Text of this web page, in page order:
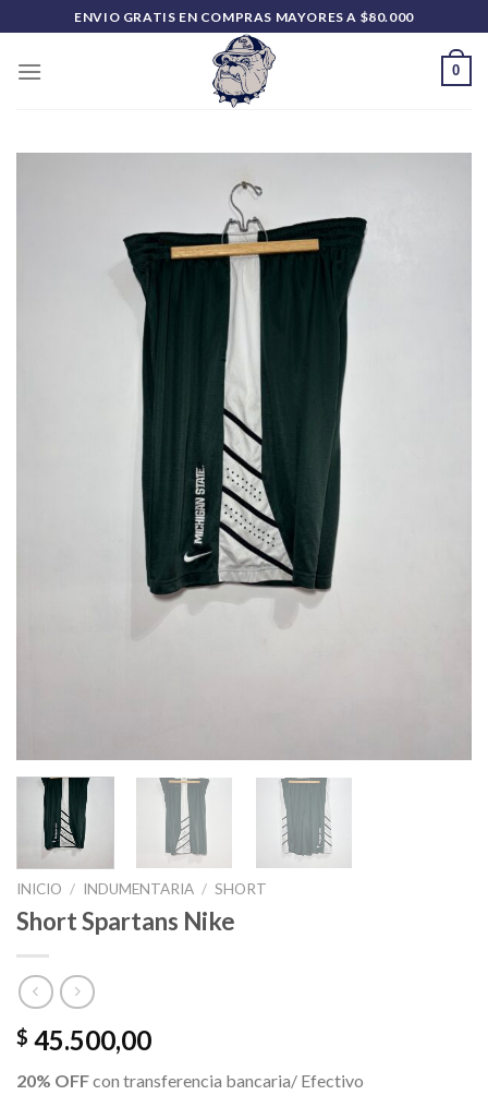
al
contenido
ENVIO GRATIS EN COMPRAS MAYORES A $80.000
0
INICIO / INDUMENTARIA / SHORT
Short Spartans Nike
$ 45.500,00
20% OFFcon transferencia bancaria/ Efectivo